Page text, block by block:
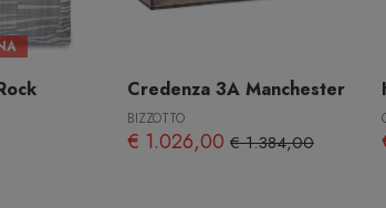
Credenza 3A Manchester
BIZZOTTO
€ 1.026,00 € 1.384,00